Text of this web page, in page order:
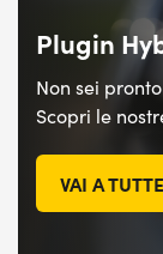
Plugin
Non sei
Scopri le
VAI A